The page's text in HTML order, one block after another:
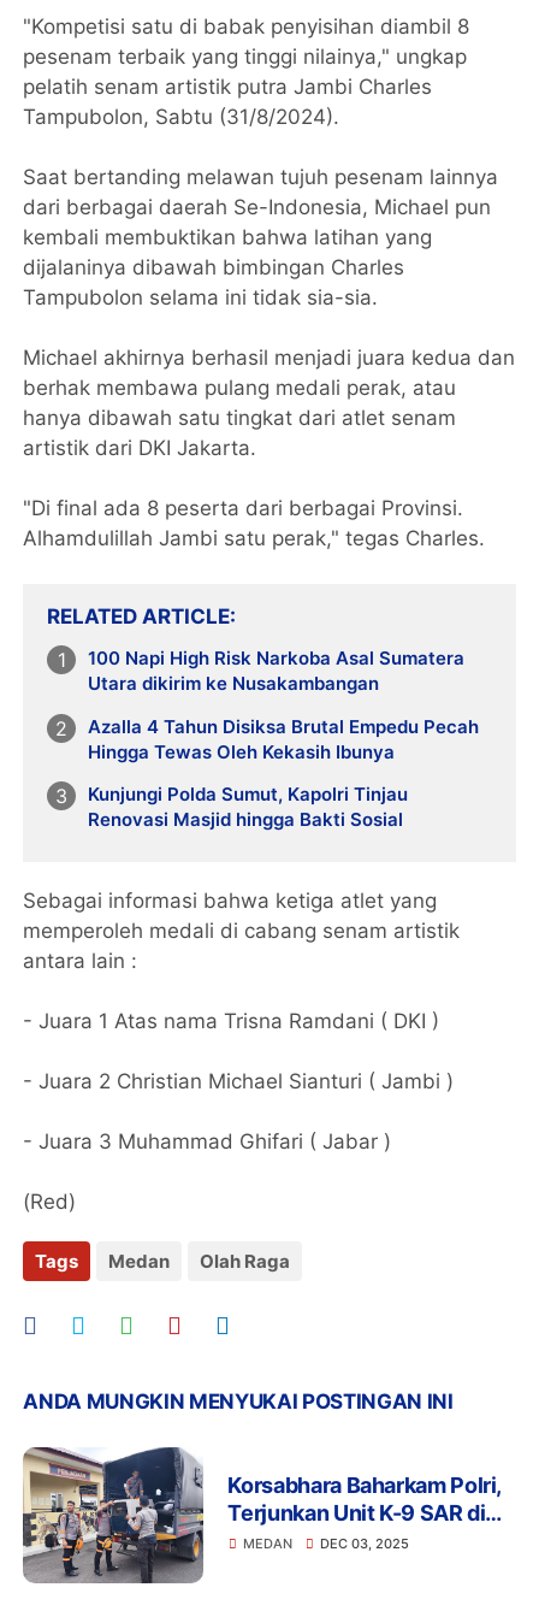
"Kompetisi satu di babak penyisihan diambil 8
pesenam terbaik yang tinggi nilainya," ungkap
pelatih senam artistik putra Jambi Charles
Tampubolon, Sabtu (31/8/2024).
Saat bertanding melawan tujuh pesenam lainnya
dari berbagai daerah Se-Indonesia, Michael pun
kembali membuktikan bahwa latihan yang
dijalaninya dibawah bimbingan Charles
Tampubolon selama ini tidak sia-sia.
Michael akhirnya berhasil menjadi juara kedua dan
berhak membawa pulang medali perak, atau
hanya dibawah satu tingkat dari atlet senam
artistik dari DKI Jakarta.
"Di final ada 8 peserta dari berbagai Provinsi.
Alhamdulillah Jambi satu perak," tegas Charles.
RELATED ARTICLE
100 Napi High Risk Narkoba Asal Sumatera
Utara dikirim ke Nusakambangan
Azalla 4 Tahun Disiksa Brutal Empedu Pecah
Hingga Tewas Oleh Kekasih Ibunya
Kunjungi Polda Sumut, Kapolri Tinjau
Renovasi Masjid hingga Bakti Sosial
Sebagai informasi bahwa ketiga atlet yang
memperoleh medali di cabang senam artistik
antara lain :
- Juara 1 Atas nama Trisna Ramdani ( DKI )
- Juara 2 Christian Michael Sianturi ( Jambi )
- Juara 3 Muhammad Ghifari ( Jabar )
(Red)
Tags Medan Olah Raga
ANDA MUNGKIN MENYUKAI POSTINGAN INI
Korsabhara Baharkam Polri,
Terjunkan Unit K-9 SAR di
Polda NAD
MEDAN DEC 03, 2025